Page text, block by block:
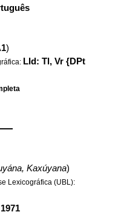
)
LId: Tl, Vr {DPt
Kaxúyana)
Lexicográfica (UBL):